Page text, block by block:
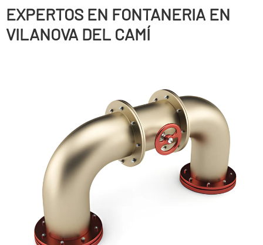
EXPERTOS EN FONTANERIA EN
VILANOVA DEL CAMÍ